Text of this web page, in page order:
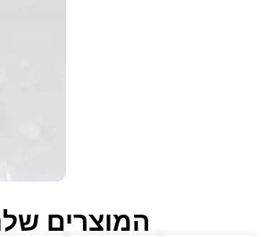
המוצרים